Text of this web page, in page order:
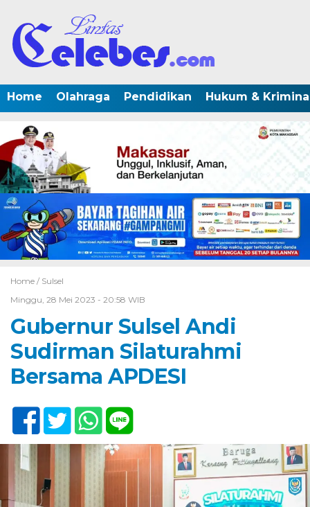
Home Olahraga Pendidikan Hukum &
Home / Sulsel
Minggu, 28 Mei 2023 - 20:58 WIB
Gubernur Sulsel Andi
Sudirman Silaturahmi
Bersama APDESI